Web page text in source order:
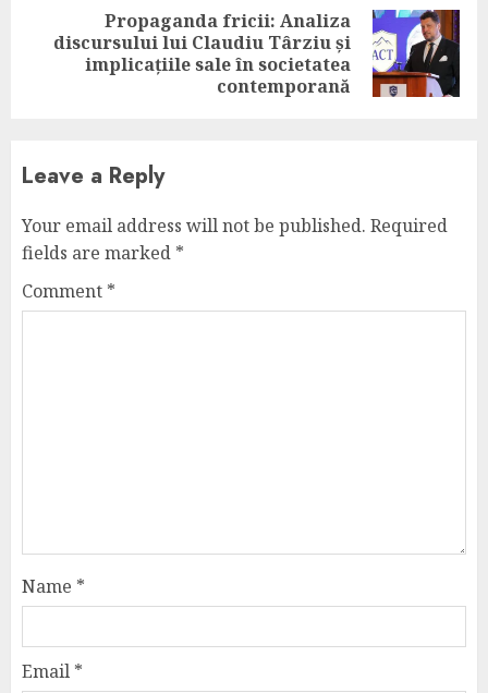
Next
Propaganda fricii: Analiza
discursului lui Claudiu Târziu și
implicațiile sale în societatea
contemporană
Leave a Reply
Your email address will not be published. Required
fields are marked *
Comment *
Name *
Email *